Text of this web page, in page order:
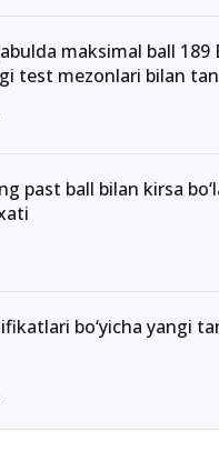
maksimal ball 189
test mezonlari bilan
past ball bilan kirsa
bo‘yicha yangi